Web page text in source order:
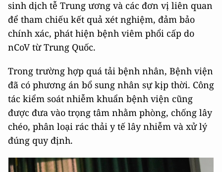
sinh dịch tễ Trung ương và các đơn vị liên quan
để tham chiếu kết quả xét nghiệm, đảm bảo
chính xác, phát hiện bệnh viêm phổi cấp do
nCoV từ Trung Quốc.
Trong trường hợp quá tải bệnh nhân, Bệnh viện
đã có phương án bổ sung nhân sự kịp thời. Công
tác kiểm soát nhiễm khuẩn bệnh viện cũng
được đưa vào trọng tâm nhằm phòng, chống lây
chéo, phân loại rác thải y tế lây nhiễm và xử lý
đúng quy định.